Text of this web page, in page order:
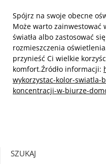
Spójrz na swoje obecne
Może warto zainwestować
światła albo zastosować
rozmieszczenia
przynieść Ci wielkie
komfort.Źródło informacji:
wykorzystac-kolor-swiatla-
koncentracji-w-biurze-
SZUKAJ